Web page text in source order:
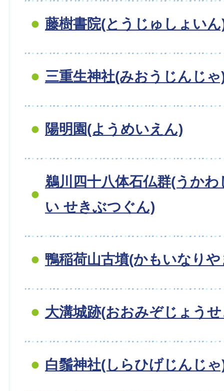
藤樹書院(とうじゅしょいん
三重生神社(みおうじんじゃ
陽明園(ようめいえん)
鵜川四十八体石仏群(うか
い せきぶつぐん)
鴨稲荷山古墳(かもいなり
大溝城跡(おおみぞじょう
白鬚神社(しらひげじんじゃ